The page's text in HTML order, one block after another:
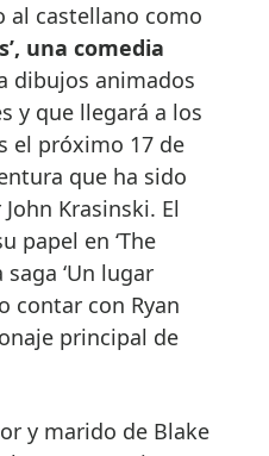
al castellano como
una comedia
dibujos animados
y que llegará a los
el próximo 17 de
que ha sido
Krasinski. El
papel en ‘The
‘Un lugar
contar con Ryan
principal de
y marido de Blake